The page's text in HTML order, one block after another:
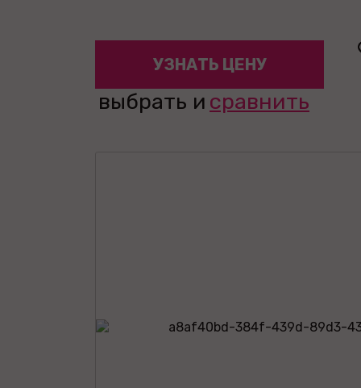
УЗНАТЬ ЦЕНУ
выбрать и сравнить